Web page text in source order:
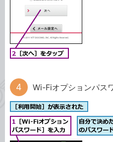
Wi-Fiオプションパス